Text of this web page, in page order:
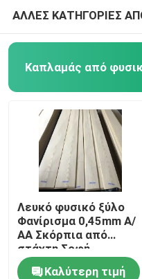
Επικάλυψη
Ξύλινη ζώνη ακρών
Κοντραπλακέ
ΑΛΛΕΣ ΚΑΤΗΓΟΡΙΕΣ
Καπλαμάς από
Λευκό φυσικό ξύλο
Φανίρισμα 0,45mm Α/
ΑΑ Σκόρπια από
στάχτη Σοφή
επιφάνεια
Καλύτερη τιμή